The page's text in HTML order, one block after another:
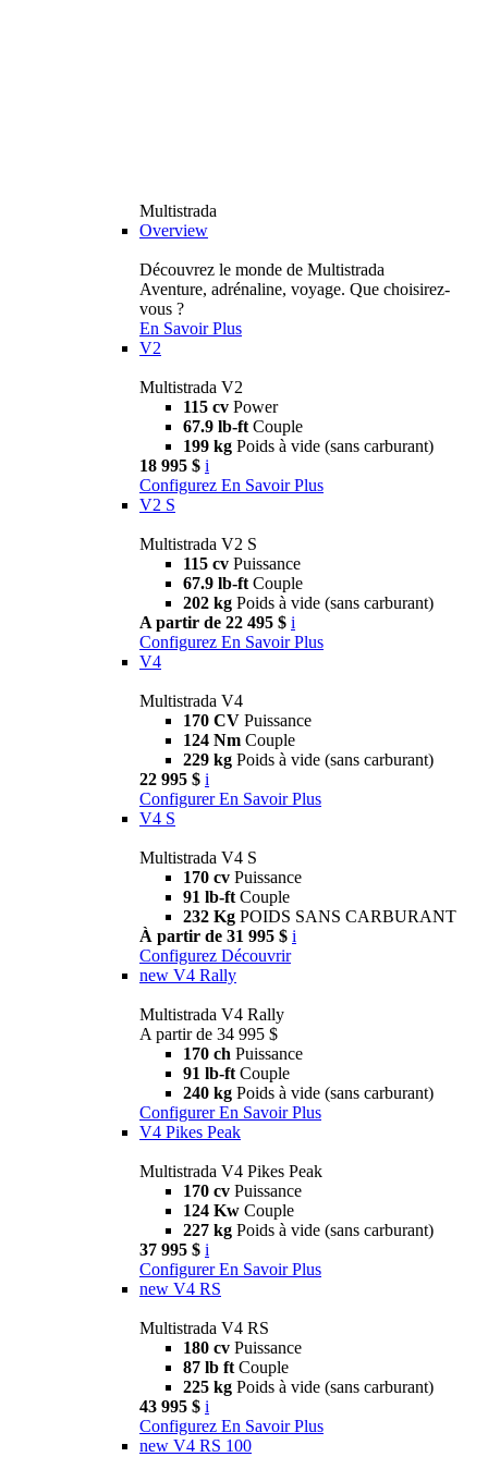
Multistrada
Overview
Découvrez le monde de Multistrada
Aventure, adrénaline, voyage. Que choisirez-
vous ?
En Savoir Plus
V2
Multistrada V2
115 cv Power
67.9 lb-ft Couple
199 kg Poids à vide (sans carburant)
18 995 $ i
Configurez En Savoir Plus
V2 S
Multistrada V2 S
115 cv Puissance
67.9 lb-ft Couple
202 kg Poids à vide (sans carburant)
A partir de 22 495 $ i
Configurez En Savoir Plus
V4
Multistrada V4
170 CV Puissance
124 Nm Couple
229 kg Poids à vide (sans carburant)
22 995 $ i
Configurer En Savoir Plus
V4 S
Multistrada V4 S
170 cv Puissance
91 lb-ft Couple
232 Kg POIDS SANS CARBURANT
À partir de 31 995 $ i
Configurez Découvrir
new V4 Rally
Multistrada V4 Rally
A partir de 34 995 $
170 ch Puissance
91 lb-ft Couple
240 kg Poids à vide (sans carburant)
Configurer En Savoir Plus
V4 Pikes Peak
Multistrada V4 Pikes Peak
170 cv Puissance
124 Kw Couple
227 kg Poids à vide (sans carburant)
37 995 $ i
Configurer En Savoir Plus
new V4 RS
Multistrada V4 RS
180 cv Puissance
87 lb ft Couple
225 kg Poids à vide (sans carburant)
43 995 $ i
Configurez En Savoir Plus
new V4 RS 100